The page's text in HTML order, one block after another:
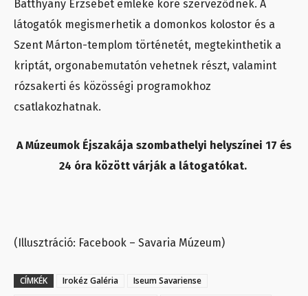
Batthyány Erzsébet emléke köré szerveződnek. A
látogatók megismerhetik a domonkos kolostor és a
Szent Márton-templom történetét, megtekinthetik a
kriptát, orgonabemutatón vehetnek részt, valamint
rózsakerti és közösségi programokhoz
csatlakozhatnak.
A Múzeumok Éjszakája szombathelyi helyszínei 17 és
24 óra között várják a látogatókat.
(Illusztráció: Facebook – Savaria Múzeum)
CÍMKÉK Irokéz Galéria
Iseum Savariense